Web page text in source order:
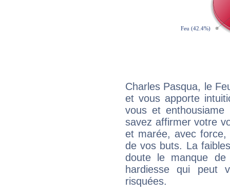
Charles Pasqua, le
et vous apporte
vous et
savez affirmer votre
et marée, avec
de vos buts. La
doute le manque
hardiesse qui peut
risquées.